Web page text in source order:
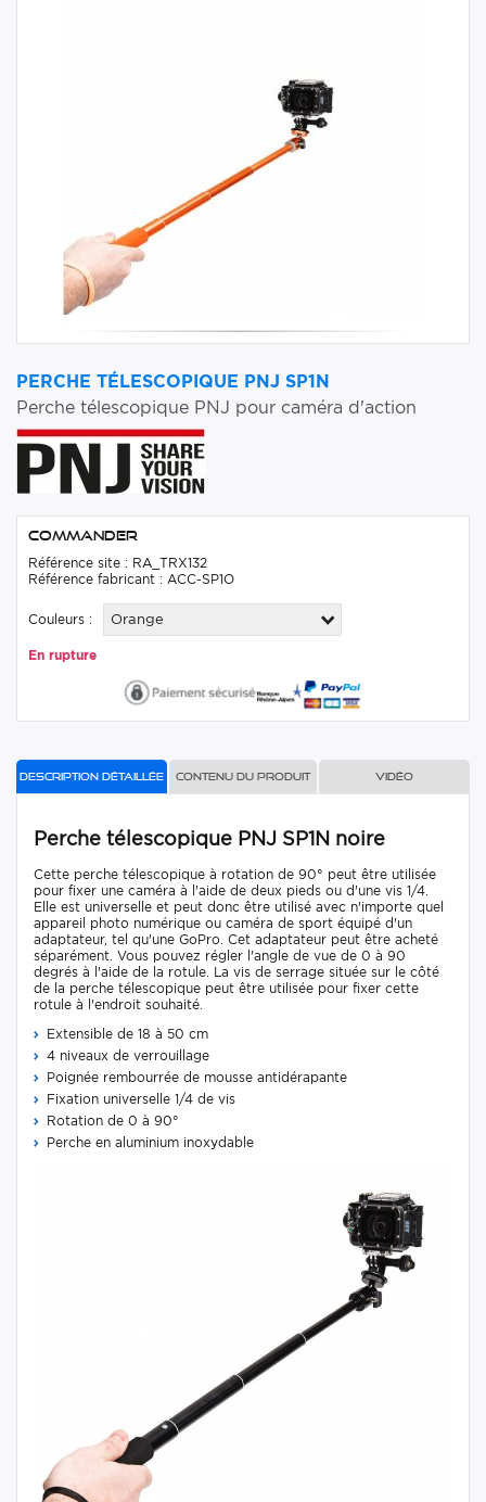
PERCHE TÉLESCOPIQUE PNJ SP1N
Perche télescopique PNJ pour caméra d'action
Commander
Référence site : RA_TRX132
Référence fabricant : ACC-SP1O
Couleurs : Orange
En rupture
Description détaillée Contenu du produit Vidéo
Perche télescopique PNJ SP1N noire
Cette perche télescopique à rotation de 90° peut être utilisée
pour fixer une caméra à l'aide de deux pieds ou d'une vis 1/4.
Elle est universelle et peut donc être utilisé avec n'importe quel
appareil photo numérique ou caméra de sport équipé d'un
adaptateur, tel qu'une GoPro. Cet adaptateur peut être acheté
séparément. Vous pouvez régler l'angle de vue de 0 à 90
degrés à l'aide de la rotule. La vis de serrage située sur le côté
de la perche télescopique peut être utilisée pour fixer cette
rotule à l'endroit souhaité.
Extensible de 18 à 50 cm
4 niveaux de verrouillage
Poignée rembourrée de mousse antidérapante
Fixation universelle 1/4 de vis
Rotation de 0 à 90°
Perche en aluminium inoxydable